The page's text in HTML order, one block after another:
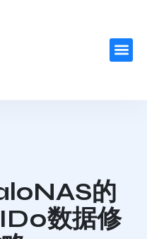
的
数据修